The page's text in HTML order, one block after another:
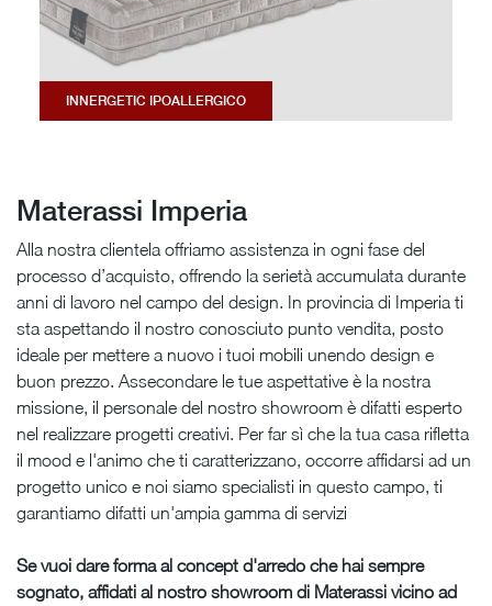
INNERGETIC IPOALLERGICO
Materassi Imperia
Alla nostra clientela offriamo assistenza in ogni fase del
processo d’acquisto, offrendo la serietà accumulata durante
anni di lavoro nel campo del design. In provincia di Imperia ti
sta aspettando il nostro conosciuto punto vendita, posto
ideale per mettere a nuovo i tuoi mobili unendo design e
buon prezzo. Assecondare le tue aspettative è la nostra
missione, il personale del nostro showroom è difatti esperto
nel realizzare progetti creativi. Per far sì che la tua casa rifletta
il mood e l'animo che ti caratterizzano, occorre affidarsi ad un
progetto unico e noi siamo specialisti in questo campo, ti
garantiamo difatti un'ampia gamma di servizi
Se vuoi dare forma al concept d'arredo che hai sempre
sognato, affidati al nostro showroom di Materassi vicino ad